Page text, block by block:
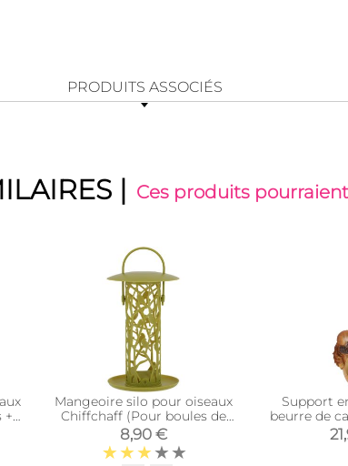
PRODUITS ASSOCIÉS
| Ces produits
+
Mangeoire silo pour oiseaux
Chiffchaff (Pour boules de
graisse + plateau)
8,90 €
Support
beurre de